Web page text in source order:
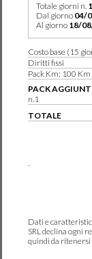
Totale giorni n.
Dal giorno 04/
Al giorno 18/
Costo base (15
Diritti fissi
Pack Km: 100
PACK
n.1
TOTALE
Dati e
SRL declina ogni
quindi da ritenersi